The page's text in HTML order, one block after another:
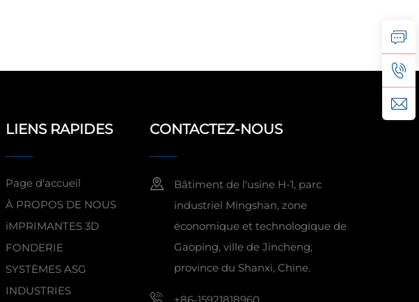
LIENS RAPIDES
Page d'accueil
À PROPOS DE NOUS
iMPRIMANTES 3D
FONDERIE
SYSTÈMES ASG
INDUSTRIES
CONTACTEZ-NOUS
Bâtiment de l'usine H-1, parc
industriel Mingshan, zone
économique et technologique de
Gaoping, ville de Jincheng,
province du Shanxi, Chine.
+86-15921818960